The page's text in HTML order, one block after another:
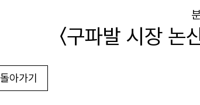
〈구파발 시장
아가기